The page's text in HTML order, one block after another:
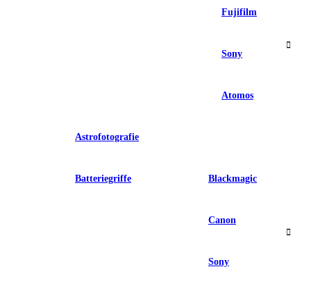
Fujifilm
Sony
Atomos
Astrofotografie
Batteriegriffe Blackmagic
Canon
Sony